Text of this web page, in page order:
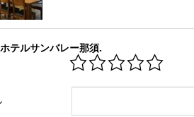
テルサンバレー那須.